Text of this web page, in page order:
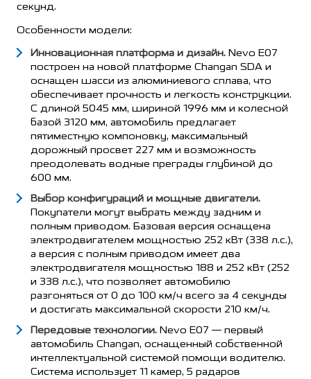
секунд.
Особенности модели:
Инновационная платформа и дизайн. Nevo E07
построен на новой платформе Changan SDA и
оснащен шасси из алюминиевого сплава, что
обеспечивает прочность и легкость конструкции.
С длиной 5045 мм, шириной 1996 мм и колесной
базой 3120 мм, автомобиль предлагает
пятиместную компоновку, максимальный
дорожный просвет 227 мм и возможность
преодолевать водные преграды глубиной до
600 мм.
Выбор конфигураций и мощные двигатели.
Покупатели могут выбрать между задним и
полным приводом. Базовая версия оснащена
электродвигателем мощностью 252 кВт (338 л.с.),
а версия с полным приводом имеет два
электродвигателя мощностью 188 и 252 кВт (252
и 338 л.с.), что позволяет автомобилю
разгоняться от 0 до 100 км/ч всего за 4 секунды
и достигать максимальной скорости 210 км/ч.
Передовые технологии. Nevo E07 — первый
автомобиль Changan, оснащенный собственной
интеллектуальной системой помощи водителю.
Система использует 11 камер, 5 радаров